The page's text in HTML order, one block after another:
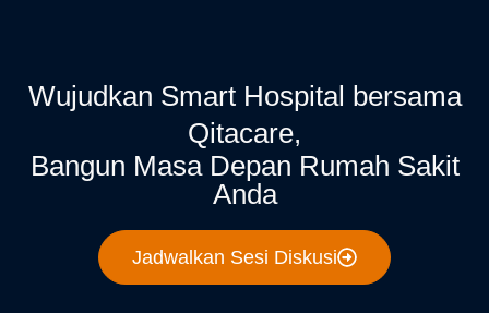
Wujudkan Smart Hospital bersama
Qitacare,
Bangun Masa Depan Rumah Sakit
Anda
Jadwalkan Sesi Diskusi